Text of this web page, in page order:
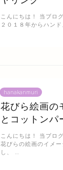
こんにちは！ 当ブロ
２０１８年からハン
hanakanmuri
花びら絵画の
とコットンパ
こんにちは！ 当ブロ
花びらの絵画のイメ
し、 …